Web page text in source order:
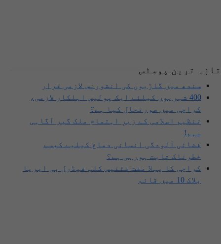
تازہ ترین پوسٹس
سندھ میں گاڑیوں کی انشورنس لازمی قرار
400 شہریوں کیلئے ایک پولیس اہلکار لازمی،
کراچی میں صورتحال کیا ہے؟
تنظیم اسلامی کے زیرِ اہتمام ملک گیر آگاہی
مہم!
فضائی آلودگی انسانی دماغ کیلیے کیسے
خطرناک ثابت ہورہی ہے؟
کراچی کا پہلا مفت فٹنیس کلب فیڈرل بی ایریا
بلاک 10 میں قائم